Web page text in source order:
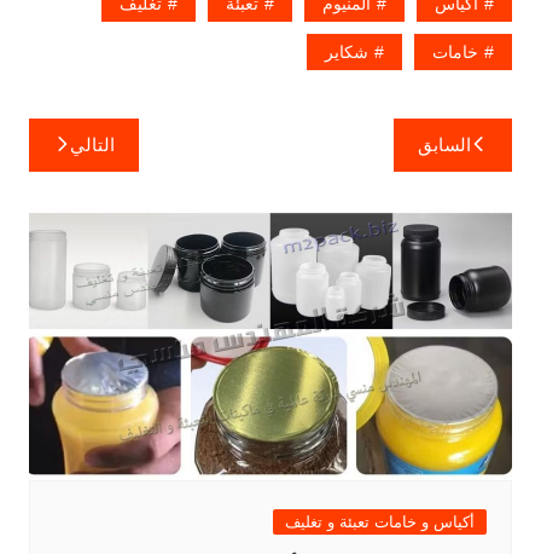
خامات شكاير
تصفّح
المقالات
السابق التالي
أكياس و خامات تعبئة و تغليف